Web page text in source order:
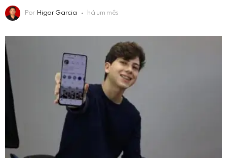
Por Higor Garcia há um mês